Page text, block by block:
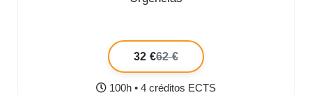
32 €62 €
100h • 4 créditos ECTS